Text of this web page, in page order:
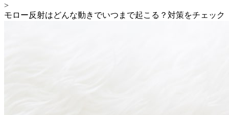
>
モロー反射はどんな動きでいつまで起こる？対策をチェック